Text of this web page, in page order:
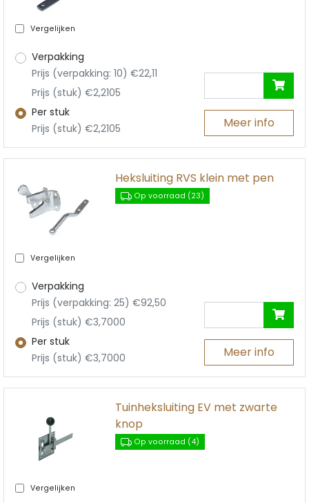
Vergelijken
Verpakking
Prijs (verpakking: 10) €22,11
Prijs (stuk) €2,2105
Per stuk
Prijs (stuk) €2,2105
Meer info
Vergelijken
Heksluiting RVS klein met pen
Op voorraad (23)
Verpakking
Prijs (verpakking: 25) €92,50
Prijs (stuk) €3,7000
Per stuk
Prijs (stuk) €3,7000
Meer info
Vergelijken
Tuinheksluiting EV met zwarte
knop
Op voorraad (4)